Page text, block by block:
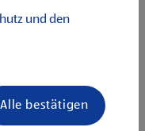
zur
und
Erfolg
(guter Erfolg:
und den
Alle bestätigen